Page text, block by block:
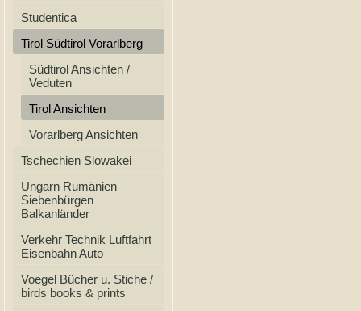
Studentica
Tirol Südtirol Vorarlberg
Südtirol Ansichten /
Veduten
Tirol Ansichten
Vorarlberg Ansichten
Tschechien Slowakei
Ungarn Rumänien
Siebenbürgen
Balkanländer
Verkehr Technik Luftfahrt
Eisenbahn Auto
Voegel Bücher u. Stiche /
birds books & prints